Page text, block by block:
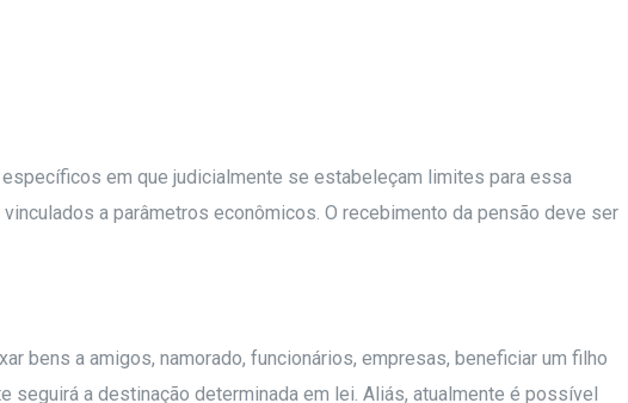
em que judicialmente se estabeleçam limites para essa
a parâmetros econômicos. O recebimento da pensão deve ser
bens a amigos, namorado, funcionários, empresas, beneficiar um filho
a destinação determinada em lei. Aliás, atualmente é possível